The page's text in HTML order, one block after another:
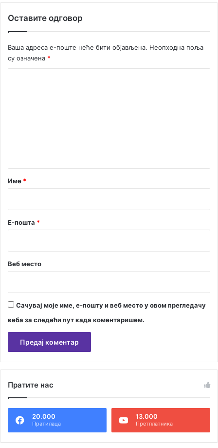
Оставите одговор
Ваша адреса е-поште неће бити објављена. Неопходна поља
су означена *
р
Име *
Е-пошта *
Веб место
Сачувај моје име, е-пошту и веб место у овом прегледачу
веба за следећи пут када коментаришем.
т
н
Пратите нас
20.000
Пратилаца
13.000
Претплатника